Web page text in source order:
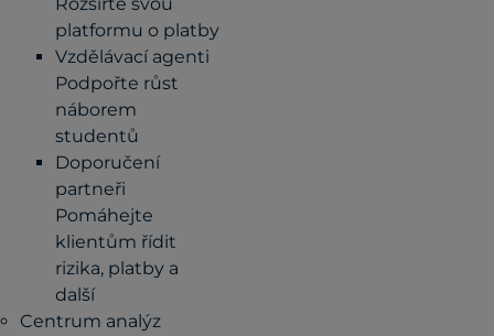
platformu o platby
Vzdělávací agenti
Podpořte růst
náborem
studentů
Doporučení
partneři
Pomáhejte
klientům řídit
rizika, platby a
další
Centrum analýz